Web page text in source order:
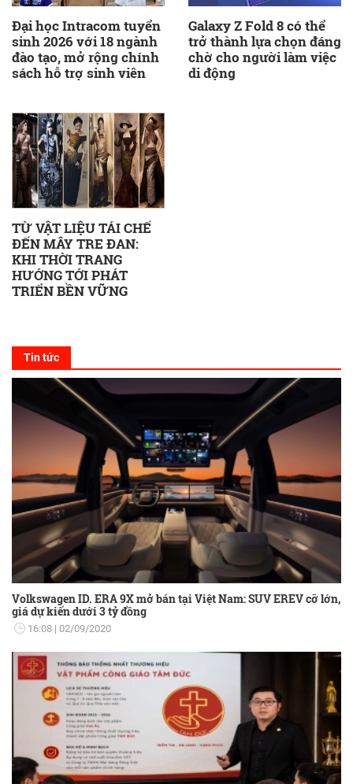
Đại học Intracom tuyển
sinh 2026 với 18 ngành
đào tạo, mở rộng chính
sách hỗ trợ sinh viên
Galaxy Z Fold 8 có thể
trở thành lựa chọn đáng
chờ cho người làm việc
di động
TỪ VẬT LIỆU TÁI CHẾ
ĐẾN MÂY TRE ĐAN:
KHI THỜI TRANG
HƯỚNG TỚI PHÁT
TRIỂN BỀN VỮNG
Tin tức
Volkswagen ID. ERA 9X mở bán tại Việt Nam: SUV EREV cỡ lớn,
giá dự kiến dưới 3 tỷ đồng
16:08 02/09/2020